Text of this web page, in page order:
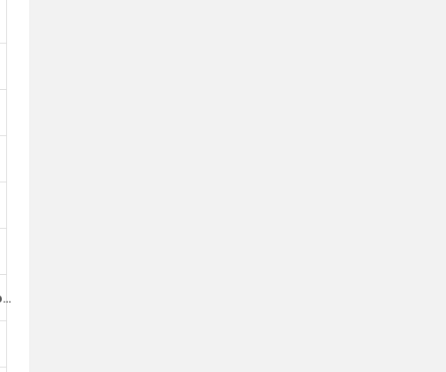
Sportivo San Salvador (San Salvador)